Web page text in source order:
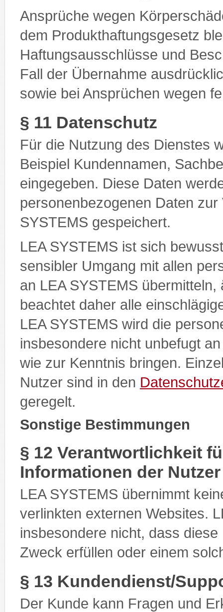
Ansprüche wegen
dem Produkthaftungsgesetz
Haftungsausschlüsse und
Fall der Übernahme
sowie bei Ansprüchen wegen
§ 11 Datenschutz
Für die Nutzung des Dienstes
Beispiel Kundennamen,
eingegeben. Diese Daten
personenbezogenen Daten
SYSTEMS gespeichert.
LEA SYSTEMS ist sich
sensibler Umgang mit allen
an LEA SYSTEMS
beachtet daher alle
LEA SYSTEMS wird die
insbesondere nicht unbefugt
wie zur Kenntnis bringen.
Nutzer sind in den
geregelt.
Sonstige Bestimmungen
§ 12 Verantwortlichkeit
Informationen der Nutzer
LEA SYSTEMS übernimmt
verlinkten externen Websites.
insbesondere nicht, dass
Zweck erfüllen oder einem
§ 13 Kundendienst/
Der Kunde kann Fragen und